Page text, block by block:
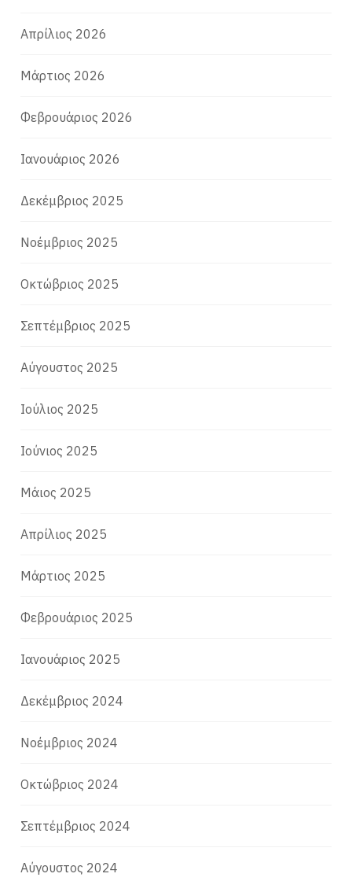
Απρίλιος 2026
Μάρτιος 2026
Φεβρουάριος 2026
Ιανουάριος 2026
Δεκέμβριος 2025
Νοέμβριος 2025
Οκτώβριος 2025
Σεπτέμβριος 2025
Αύγουστος 2025
Ιούλιος 2025
Ιούνιος 2025
Μάιος 2025
Απρίλιος 2025
Μάρτιος 2025
Φεβρουάριος 2025
Ιανουάριος 2025
Δεκέμβριος 2024
Νοέμβριος 2024
Οκτώβριος 2024
Σεπτέμβριος 2024
Αύγουστος 2024